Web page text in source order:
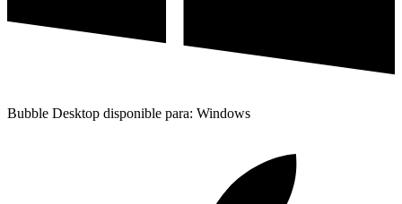
Bubble Desktop disponible para: Windows